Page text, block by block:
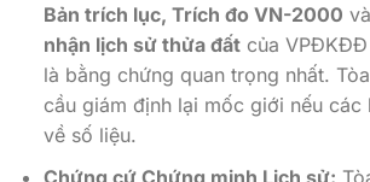
Bản trích lục, Trích đo VN-2000 và
nhận lịch sử thửa đấtcủa VPĐKĐĐ
là bằng chứng quan trọng nhất.
cầu giám định lại mốc giới nếu các
về số liệu.
Chứng cứ Chứng minh Lịch sử: